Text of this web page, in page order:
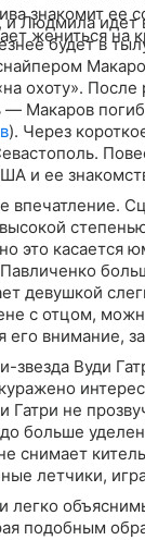
знакомит ее
жениться на
и Людмила
будет в
охоту».
— Макаров
). Через
и ее
впечатление.
это касается
девушкой
с отцом,
его внимание,
звезда Вуди
не
больше
снимает
летчики,
легко
подобным